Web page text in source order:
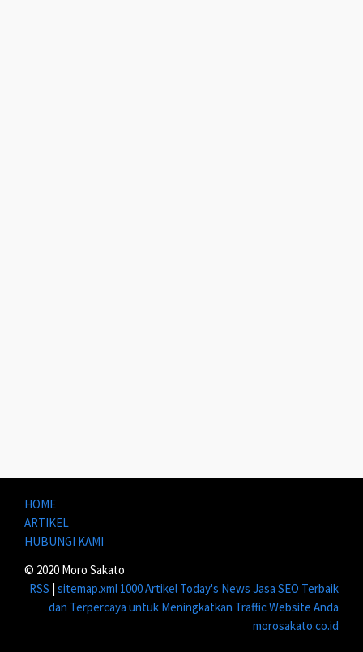
HOME
ARTIKEL
HUBUNGI KAMI
© 2020 Moro Sakato
RSS | sitemap.xml 1000 Artikel Today's News Jasa SEO Terbaik
dan Terpercaya untuk Meningkatkan Traffic Website Anda
morosakato.co.id